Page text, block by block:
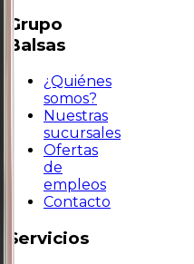
Grupo
Balsas
¿Quiénes
somos?
Nuestras
sucursales
Ofertas
de
empleos
Contacto
Servicios